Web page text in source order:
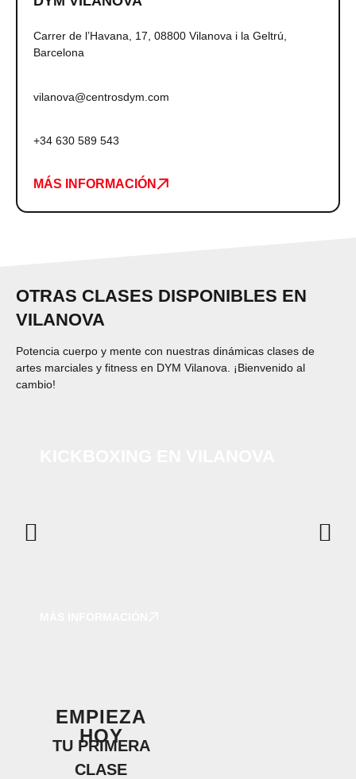
Carrer de l’Havana, 17, 08800 Vilanova i la Geltrú,
Barcelona
vilanova@centrosdym.com
+34 630 589 543
MÁS INFORMACIÓN
OTRAS CLASES DISPONIBLES EN
VILANOVA
Potencia cuerpo y mente con nuestras dinámicas clases de
artes marciales y fitness en DYM Vilanova. ¡Bienvenido al
cambio!
EMPIEZA
HOY
TU PRIMERA
CLASE